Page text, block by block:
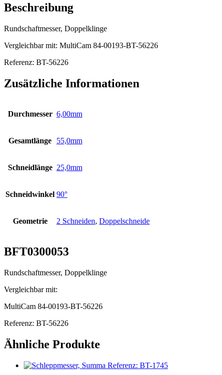
Beschreibung
Rundschaftmesser, Doppelklinge
Vergleichbar mit: MultiCam 84-00193-BT-56226
Referenz: BT-56226
Zusätzliche Informationen
Durchmesser 6,00mm
Gesamtlänge 55,0mm
Schneidlänge 25,0mm
Schneidwinkel 90°
Geometrie 2 Schneiden, Doppelschneide
BFT0300053
Rundschaftmesser, Doppelklinge
Vergleichbar mit:
MultiCam 84-00193-BT-56226
Referenz: BT-56226
Ähnliche Produkte